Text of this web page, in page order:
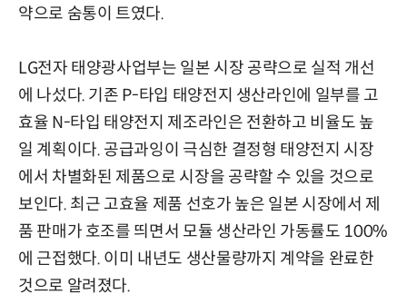
약으로 숨통이 트였다.
LG전자 태양광사업부는 일본 시장 공략으로 실적 개선
에 나섰다. 기존 P-타입 태양전지 생산라인에 일부를 고
효율 N-타입 태양전지 제조라인은 전환하고 비율도 높
일 계획이다. 공급과잉이 극심한 결정형 태양전지 시장
에서 차별화된 제품으로 시장을 공략할 수 있을 것으로
보인다. 최근 고효율 제품 선호가 높은 일본 시장에서 제
품 판매가 호조를 띄면서 모듈 생산라인 가동률도 100%
에 근접했다. 이미 내년도 생산물량까지 계약을 완료한
것으로 알려졌다.